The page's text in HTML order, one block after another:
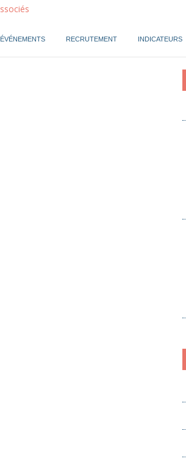
ÉVÉNEMENTS RECRUTEMENT INDICATEURS